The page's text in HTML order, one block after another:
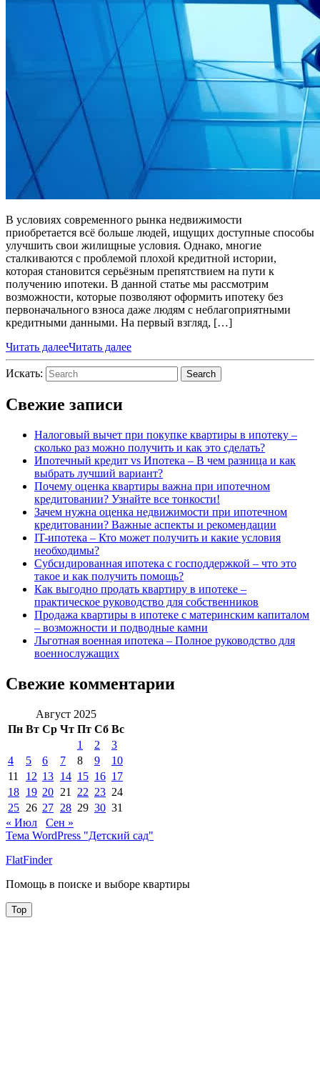
В условиях современного рынка недвижимости
приобретается всё больше людей, ищущих доступные способы
улучшить свои жилищные условия. Однако, многие
сталкиваются с проблемой плохой кредитной истории,
которая становится серьёзным препятствием на пути к
получению ипотеки. В данной статье мы рассмотрим
возможности, которые позволяют оформить ипотеку без
первоначального взноса даже людям с неблагоприятными
кредитными данными. На первый взгляд, […]
Читать далееЧитать далее
Искать: Search
Свежие записи
Налоговый вычет при покупке квартиры в ипотеку –
сколько раз можно получить и как это сделать?
Ипотечный кредит vs Ипотека – В чем разница и как
выбрать лучший вариант?
Почему оценка квартиры важна при ипотечном
кредитовании? Узнайте все тонкости!
Зачем нужна оценка недвижимости при ипотечном
кредитовании? Важные аспекты и рекомендации
IT-ипотека – Кто может получить и какие условия
необходимы?
Субсидированная ипотека с господдержкой – что это
такое и как получить помощь?
Как выгодно продать квартиру в ипотеке –
практическое руководство для собственников
Продажа квартиры в ипотеке с материнским капиталом
– возможности и подводные камни
Льготная военная ипотека – Полное руководство для
военнослужащих
Свежие комментарии
Август 2025
Пн Вт Ср Чт Пт Сб Вс
1
2
3
4
5 6 7 8 9
10
11
12 13 14 15 16 17
18 19 20 21 22 23 24
25 26 27 28 29 30 31
« Июл
Сен »
Тема WordPress "Детский сад"
FlatFinder
Помощь в поиске и выборе квартиры
Top